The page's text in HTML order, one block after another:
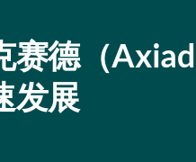
赛德（
发展